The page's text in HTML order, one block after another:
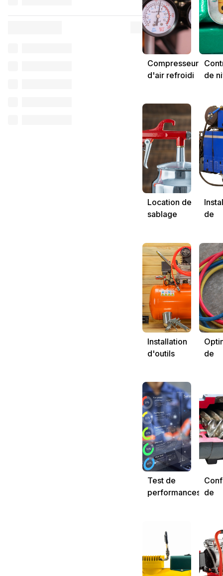
Compresseur
d'air refroidi
de
Location de
sablage
de
Installation
d'outils
de
Test de
performances de